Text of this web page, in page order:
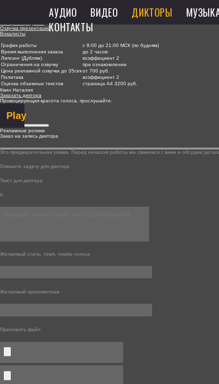
АУДИО ВИДЕО ДИКТОРЫ
КОНТАКТЫ
Дикторы для рекламы
Озвучка презентаций
Вокалисты
График работы
с 9:00 до 21:00 МСК (по будням)
Время выполнения заказа
до 2 часов
Липсинг (Дубляж)
коэффициент 2
Ограничения на озвучку
при ознакомлении
Цена рекламной озвучки до 35секот 700 руб.
Политика
коэффициент 2
Оценка объемных текстов
страница А4 3200 руб.
Квин Наталия
Заказать диктора
Провоцирующая красота голоса, прослушайте.
Play
Рекламные ролики
Заказ на запись диктора
Это предварительная заявка. Перед началом работы мы свяжемся с вами и обсудим
Опишите задачу для диктора
Текст для диктора
0
Желаемый стиль, темп, тембр голоса
Желаемый хронометраж
Приложить файл